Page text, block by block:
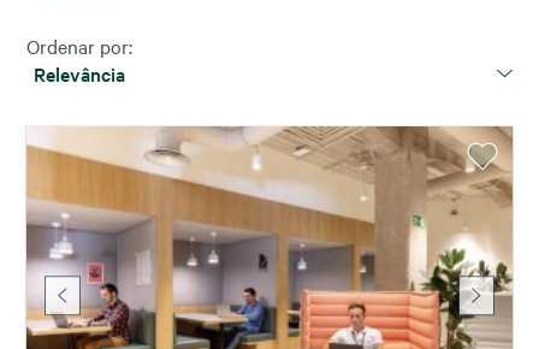
Ordenar por:
Relevância